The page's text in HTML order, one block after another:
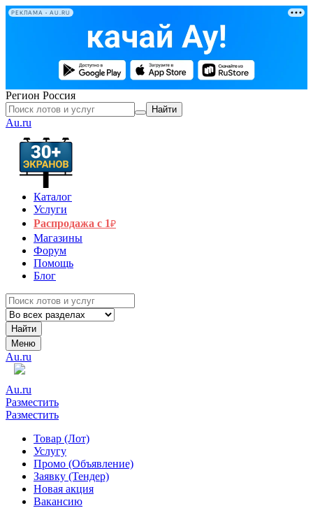
РЕКЛАМА • AU.RU
Регион Россия
Найти
Au.ru
Каталог
Услуги
Распродажа с 1₽
Магазины
Форум
Помощь
Блог
Найти
Меню
Au.ru
Au.ru
Разместить
Разместить
Товар (Лот)
Услугу
Промо (Объявление)
Заявку (Тендер)
Новая акция
Вакансию